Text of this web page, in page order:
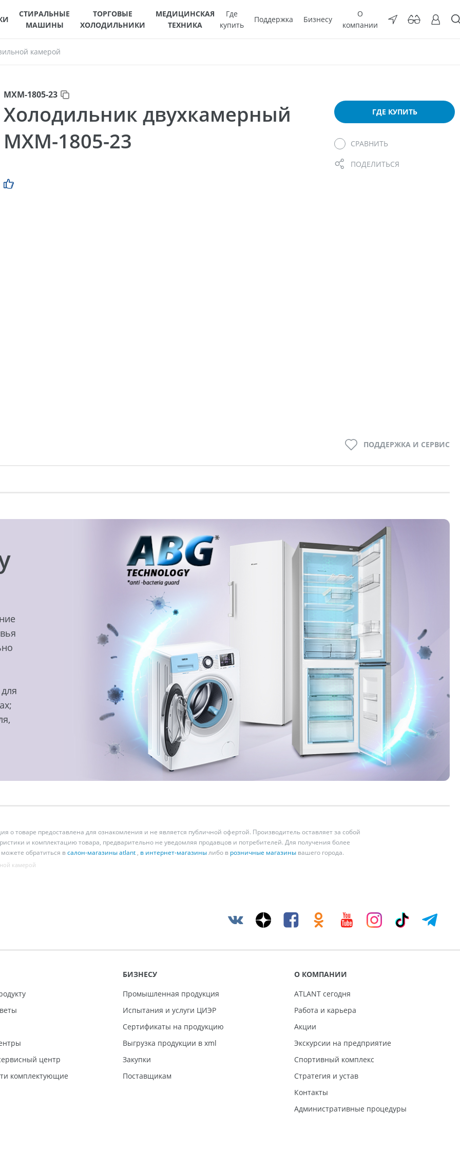
СТИРАЛЬНЫЕ
МАШИНЫ
ТОРГОВЫЕ
ХОЛОДИЛЬНИКИ
МЕДИЦИНСКАЯ
ТЕХНИКА
Где
купить
Поддержка Бизнесу
О
компании
камерой
МХМ-1805-23
Холодильник двухкамерный
МХМ-1805-23
ГДЕ КУПИТЬ
СРАВНИТЬ
ПОДЕЛИТЬСЯ
ПОДДЕРЖКА И СЕРВИС
товаре предоставлена для ознакомления и не является публичной офертой. Производитель оставляет за собой
и комплектацию товара, предварительно не уведомляя продавцов и потребителей. Для получения более
обратиться всалон-магазины atlant, в интернет-магазинылибо в розничные магазинывашего города.
камерой
центр
комплектующие
БИЗНЕСУ
Промышленная продукция
Испытания и услуги ЦИЭР
Сертификаты на продукцию
Выгрузка продукции в xml
Закупки
Поставщикам
О КОМПАНИИ
ATLANT сегодня
Работа и карьера
Акции
Экскурсии на предприятие
Спортивный комплекс
Стратегия и устав
Контакты
Административные процедуры